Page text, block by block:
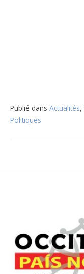
Publié dans Actualités,
Politiques